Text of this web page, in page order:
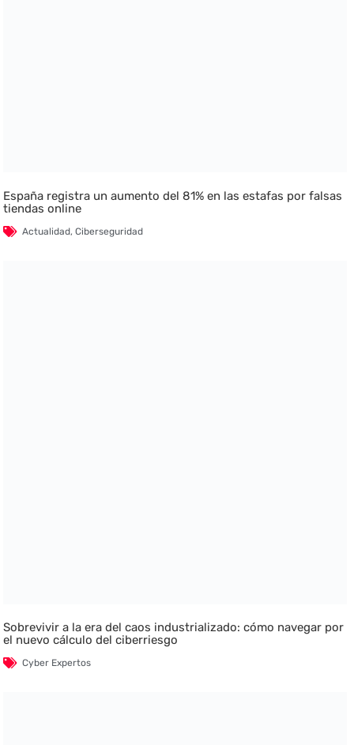
España registra un aumento del 81% en las estafas por falsas
tiendas online
Actualidad,Ciberseguridad
Sobrevivir a la era del caos industrializado: cómo navegar por
el nuevo cálculo del ciberriesgo
Cyber Expertos